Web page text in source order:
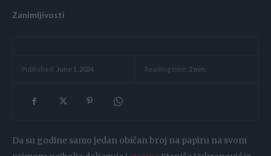
Zanimljivosti
Published: June 1, 2024 Reading time: 2 min.
Da su godine samo jedan običan broj na papiru na svom